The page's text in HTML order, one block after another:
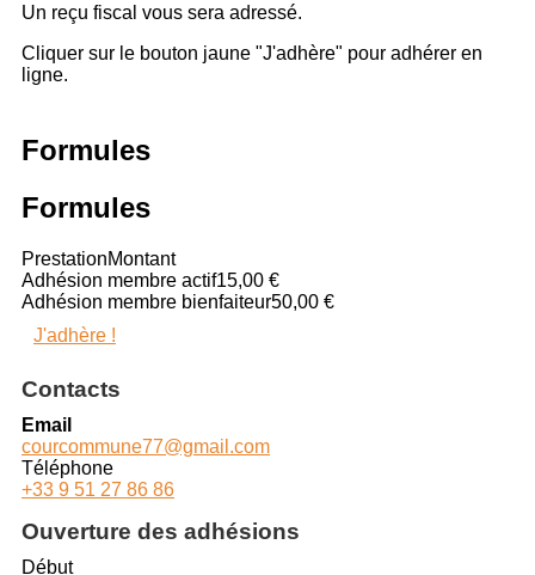
Un reçu fiscal vous sera adressé.
Cliquer sur le bouton jaune "J'adhère" pour adhérer en
ligne.
Formules
Formules
PrestationMontant
Adhésion membre actif15,00 €
Adhésion membre bienfaiteur50,00 €
J'adhère !
Contacts
Email
courcommune77@gmail.com
Téléphone
+33 9 51 27 86 86
Ouverture des adhésions
Début